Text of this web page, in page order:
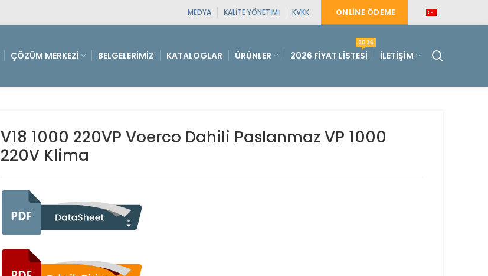
MEDYA KALITE YÖNETIMI KVKK ONLINE ÖDEME
ÇÖZÜM MERKEZI BELGELERIMIZ KATALOGLAR ÜRÜNLER 2026 FIYAT LISTESI
2026
İLETIŞIM
V18 1000 220VP Voerco Dahili Paslanmaz VP 1000
220V Klima